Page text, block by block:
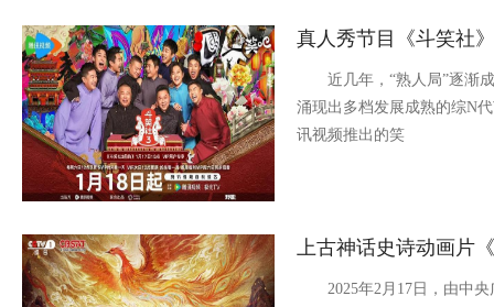
真人秀节目《斗笑社
近几年，“熟人局”逐渐成
涌现出多档发展成熟的综N
讯视频推出的笑
上古神话史诗动画片
2025年2月17日，由中央